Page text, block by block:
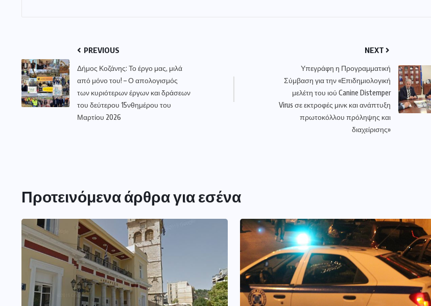
PREVIOUS
Δήμος Κοζάνης: Το έργο μας, μιλά
από μόνο του! – Ο απολογισμός
των κυριότερων έργων και δράσεων
του δεύτερου 15νθημέρου του
Μαρτίου 2026
NEXT
Υπεγράφη η Προγραμματική
Σύμβαση για την «Επιδημιολογική
μελέτη του ιού Canine Distemper
Virus σε εκτροφές μινκ και ανάπτυξη
πρωτοκόλλου πρόληψης και
διαχείρισης»
Προτεινόμενα άρθρα για εσένα